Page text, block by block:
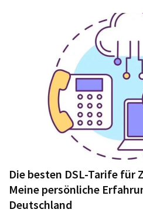
Die besten DSL-Tarife für
Meine persönliche
Deutschland